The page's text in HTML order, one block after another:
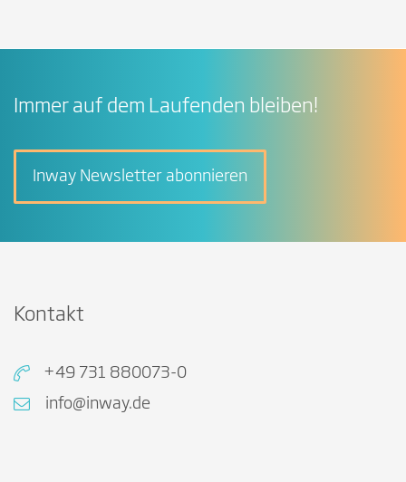
Immer auf dem Laufenden bleiben!
Inway Newsletter abonnieren
Kontakt
+49 731 880073-0
info@inway.de